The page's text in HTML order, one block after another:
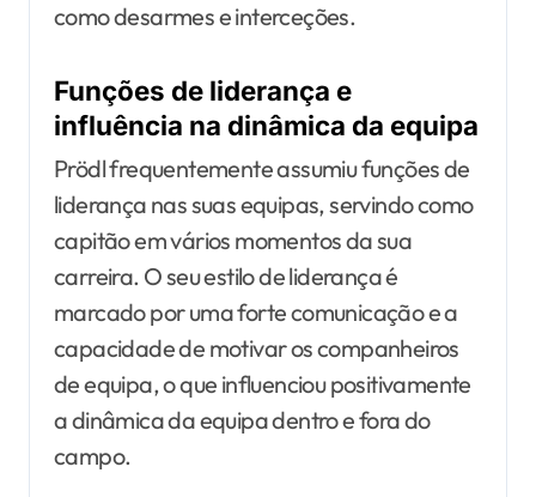
como desarmes e interceções.
Funções de liderança e
influência na dinâmica da equipa
Prödl frequentemente assumiu funções de
liderança nas suas equipas, servindo como
capitão em vários momentos da sua
carreira. O seu estilo de liderança é
marcado por uma forte comunicação e a
capacidade de motivar os companheiros
de equipa, o que influenciou positivamente
a dinâmica da equipa dentro e fora do
campo.